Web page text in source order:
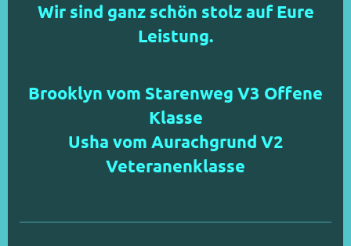
Wir sind ganz schön stolz auf Eure
Leistung.
Brooklyn vom Starenweg V3 Offene
Klasse
Usha vom Aurachgrund V2
Veteranenklasse